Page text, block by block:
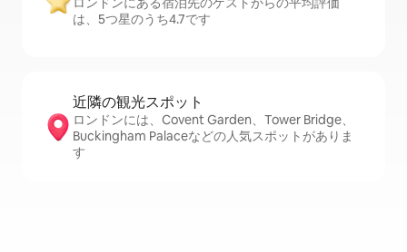
は、5つ星のうち4.7です
近隣の観光ス⁠ポ⁠ッ⁠ト
ロンドンには、Covent Garden、Tower Bridge、
Buckingham Palaceなどの人気スポットがありま
す